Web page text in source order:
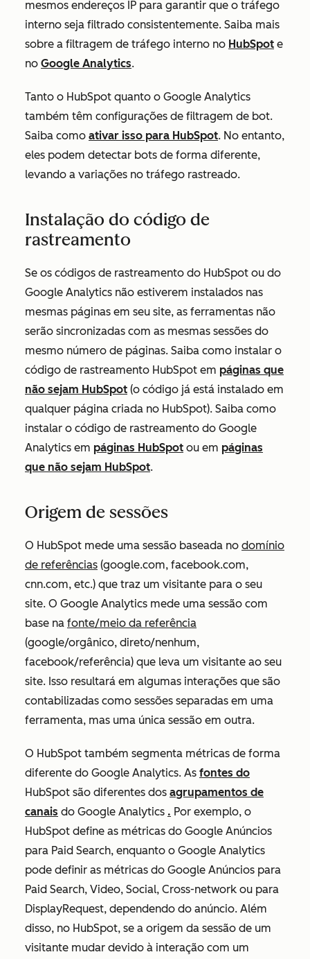
mesmos endereços IP para garantir que o tráfego
interno seja filtrado consistentemente. Saiba mais
sobre a filtragem de tráfego interno no HubSpot e
no Google Analytics.
Tanto o HubSpot quanto o Google Analytics
também têm configurações de filtragem de bot.
Saiba como ativar isso para HubSpot. No entanto,
eles podem detectar bots de forma diferente,
levando a variações no tráfego rastreado.
Instalação do código de
rastreamento
Se os códigos de rastreamento do HubSpot ou do
Google Analytics não estiverem instalados nas
mesmas páginas em seu site, as ferramentas não
serão sincronizadas com as mesmas sessões do
mesmo número de páginas. Saiba como instalar o
código de rastreamento HubSpot em páginas que
não sejam HubSpot (o código já está instalado em
qualquer página criada no HubSpot). Saiba como
instalar o código de rastreamento do Google
Analytics em páginas HubSpot ou em páginas
que não sejam HubSpot.
Origem de sessões
O HubSpot mede uma sessão baseada no domínio
de referências (google.com, facebook.com,
cnn.com, etc.) que traz um visitante para o seu
site. O Google Analytics mede uma sessão com
base na fonte/meio da referência
(google/orgânico, direto/nenhum,
facebook/referência) que leva um visitante ao seu
site. Isso resultará em algumas interações que são
contabilizadas como sessões separadas em uma
ferramenta, mas uma única sessão em outra.
O HubSpot também segmenta métricas de forma
diferente do Google Analytics. As fontes do
HubSpot são diferentes dos agrupamentos de
canais do Google Analytics . Por exemplo, o
HubSpot define as métricas do Google Anúncios
para Paid Search, enquanto o Google Analytics
pode definir as métricas do Google Anúncios para
Paid Search, Video, Social, Cross-network ou para
DisplayRequest, dependendo do anúncio. Além
disso, no HubSpot, se a origem da sessão de um
visitante mudar devido à interação com um